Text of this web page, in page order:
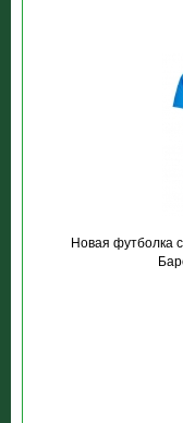
Новая футболка